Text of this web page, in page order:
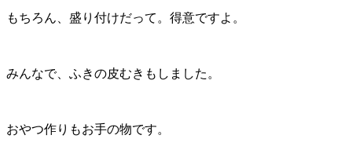
もちろん、盛り付けだって。得意ですよ。
みんなで、ふきの皮むきもしました。
おやつ作りもお手の物です。